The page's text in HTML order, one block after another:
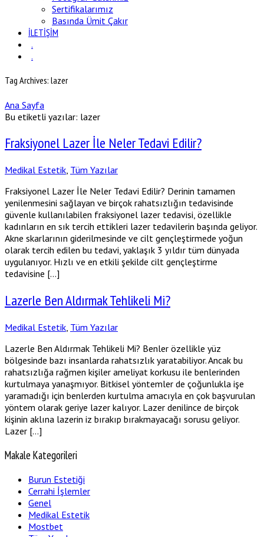
Sertifikalarımız
Basında Ümit Çakır
İLETİŞİM
.
.
Tag Archives: lazer
Ana Sayfa
Bu etiketli yazılar: lazer
Fraksiyonel Lazer İle Neler Tedavi Edilir?
Medikal Estetik, Tüm Yazılar
Fraksiyonel Lazer İle Neler Tedavi Edilir? Derinin tamamen
yenilenmesini sağlayan ve birçok rahatsızlığın tedavisinde
güvenle kullanılabilen fraksiyonel lazer tedavisi, özellikle
kadınların en sık tercih ettikleri lazer tedavilerin başında geliyor.
Akne skarlarının giderilmesinde ve cilt gençleştirmede yoğun
olarak tercih edilen bu tedavi, yaklaşık 3 yıldır tüm dünyada
uygulanıyor. Hızlı ve en etkili şekilde cilt gençleştirme
tedavisine […]
Lazerle Ben Aldırmak Tehlikeli Mi?
Medikal Estetik, Tüm Yazılar
Lazerle Ben Aldırmak Tehlikeli Mi? Benler özellikle yüz
bölgesinde bazı insanlarda rahatsızlık yaratabiliyor. Ancak bu
rahatsızlığa rağmen kişiler ameliyat korkusu ile benlerinden
kurtulmaya yanaşmıyor. Bitkisel yöntemler de çoğunlukla işe
yaramadığı için benlerden kurtulma amacıyla en çok başvurulan
yöntem olarak geriye lazer kalıyor. Lazer denilince de birçok
kişinin aklına lazerin iz bırakıp bırakmayacağı sorusu geliyor.
Lazer […]
Makale Kategorileri
Burun Estetiği
Cerrahi İşlemler
Genel
Medikal Estetik
Mostbet